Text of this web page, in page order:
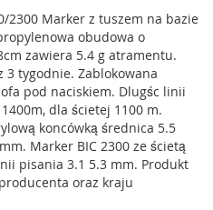
2300 Marker z tuszem na bazie
obudowa o
zawiera 5.4 g atramentu.
3 tygodnie. Zablokowana
pod naciskiem. Dlugśc linii
dla ścietej 1100 m.
koncówką średnica 5.5
Marker BIC 2300 ze ścietą
pisania 3.1 5.3 mm. Produkt
oraz kraju